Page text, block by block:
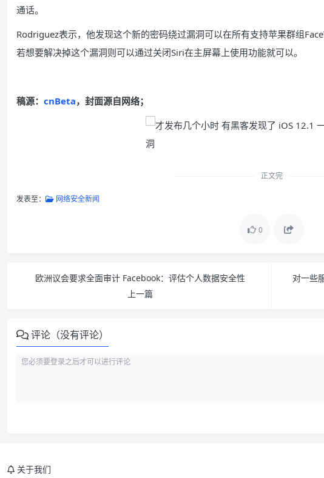
通话。
Rodriguez表示，他发现这个新的密码绕过漏洞可以在所有支持苹果群组
若想要解决掉这个漏洞则可以通过关闭Siri在主屏幕上使用功能就可以。
稿源： cnBeta，封面源自网络；
正文完
发表至： 网络安全新闻
0
欧洲议会要求全面审计 Facebook：评估个人数据安全性
上一篇
对一些
评论（没有评论）
关于我们